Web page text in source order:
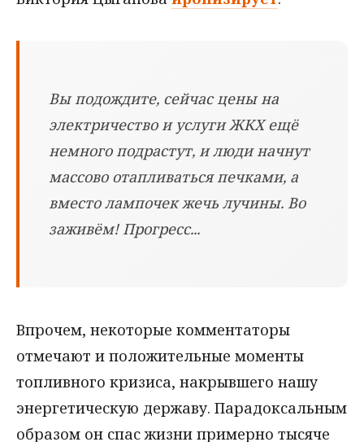
Вы подождите, сейчас цены на
электричество и услуги ЖКХ ещё
немного подрастут, и люди начнут
массово отапливаться печками, а
вместо лампочек жечь лучины. Во
заживём! Прогресс...
Впрочем, некоторые комментаторы
отмечают и положительные моменты
топливного кризиса, накрывшего нашу
энергетическую державу. Парадоксальным
образом он спас жизни примерно тысяче